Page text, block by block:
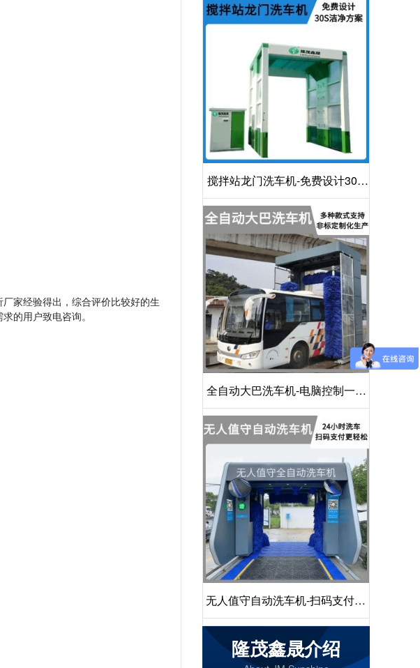
家经验得出，综合评价比较好的生
的用户致电咨询。
搅拌站龙门洗车机-免费设计30S
洁净方案[隆茂鑫晟]
全自动大巴洗车机-电脑控制一键
启动清洗[隆茂鑫晟]
无人值守自动洗车机-扫码支付24
小时不停机洗车[隆茂鑫晟]
隆茂鑫晟介绍